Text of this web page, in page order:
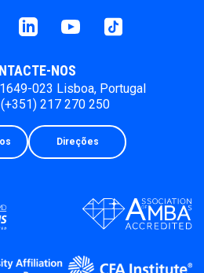
LinkedInYoutube Tiktok
NOS
023 Lisboa, Portugal
217 270 250
Direções